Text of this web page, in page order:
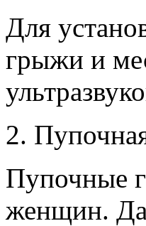
Для
грыжи и
2.
Пупочные
женщин.